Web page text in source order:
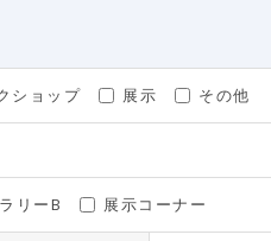
ショップ 展示 その他
リーB 展示コーナー